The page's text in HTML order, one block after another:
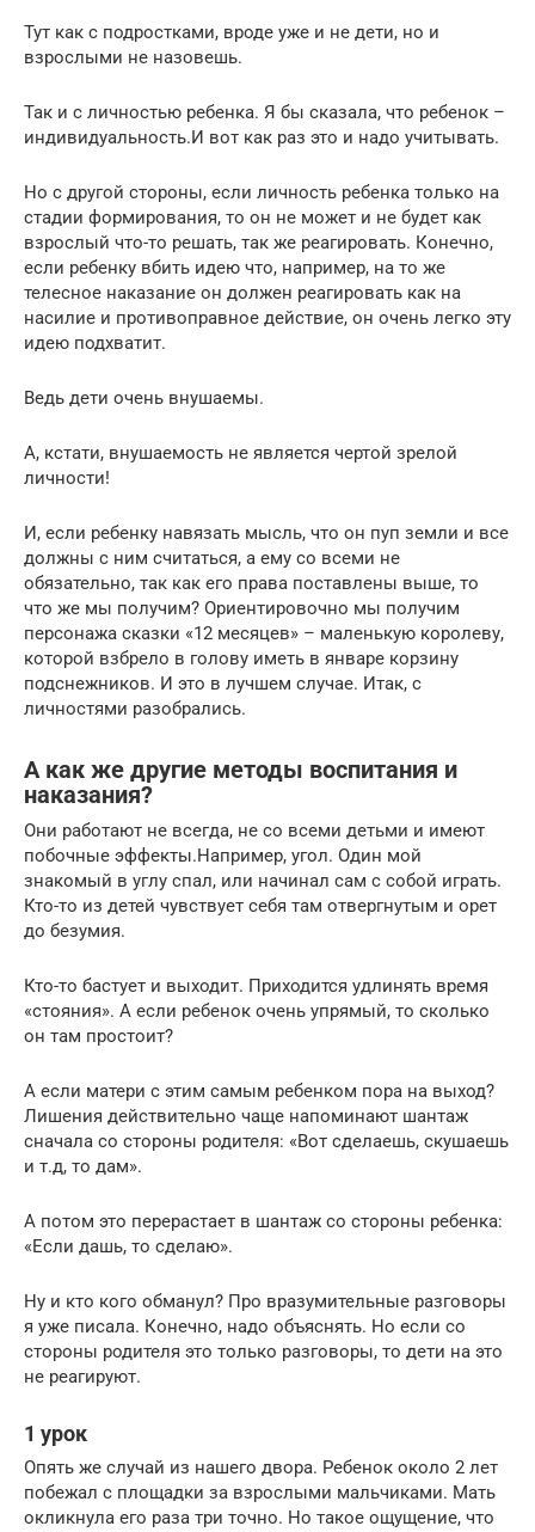
Тут как с подростками, вроде уже и не дети, но и
взрослыми не назовешь.
Так и с личностью ребенка. Я бы сказала, что ребенок –
индивидуальность.И вот как раз это и надо учитывать.
Но с другой стороны, если личность ребенка только на
стадии формирования, то он не может и не будет как
взрослый что-то решать, так же реагировать. Конечно,
если ребенку вбить идею что, например, на то же
телесное наказание он должен реагировать как на
насилие и противоправное действие, он очень легко эту
идею подхватит.
Ведь дети очень внушаемы.
А, кстати, внушаемость не является чертой зрелой
личности!
И, если ребенку навязать мысль, что он пуп земли и все
должны с ним считаться, а ему со всеми не
обязательно, так как его права поставлены выше, то
что же мы получим? Ориентировочно мы получим
персонажа сказки «12 месяцев» – маленькую королеву,
которой взбрело в голову иметь в январе корзину
подснежников. И это в лучшем случае. Итак, с
личностями разобрались.
А как же другие методы воспитания и
наказания?
Они работают не всегда, не со всеми детьми и имеют
побочные эффекты.Например, угол. Один мой
знакомый в углу спал, или начинал сам с собой играть.
Кто-то из детей чувствует себя там отвергнутым и орет
до безумия.
Кто-то бастует и выходит. Приходится удлинять время
«стояния». А если ребенок очень упрямый, то сколько
он там простоит?
А если матери с этим самым ребенком пора на выход?
Лишения действительно чаще напоминают шантаж
сначала со стороны родителя: «Вот сделаешь, скушаешь
и т.д, то дам».
А потом это перерастает в шантаж со стороны ребенка:
«Если дашь, то сделаю».
Ну и кто кого обманул? Про вразумительные разговоры
я уже писала. Конечно, надо объяснять. Но если со
стороны родителя это только разговоры, то дети на это
не реагируют.
1 урок
Опять же случай из нашего двора. Ребенок около 2 лет
побежал с площадки за взрослыми мальчиками. Мать
окликнула его раза три точно. Но такое ощущение, что